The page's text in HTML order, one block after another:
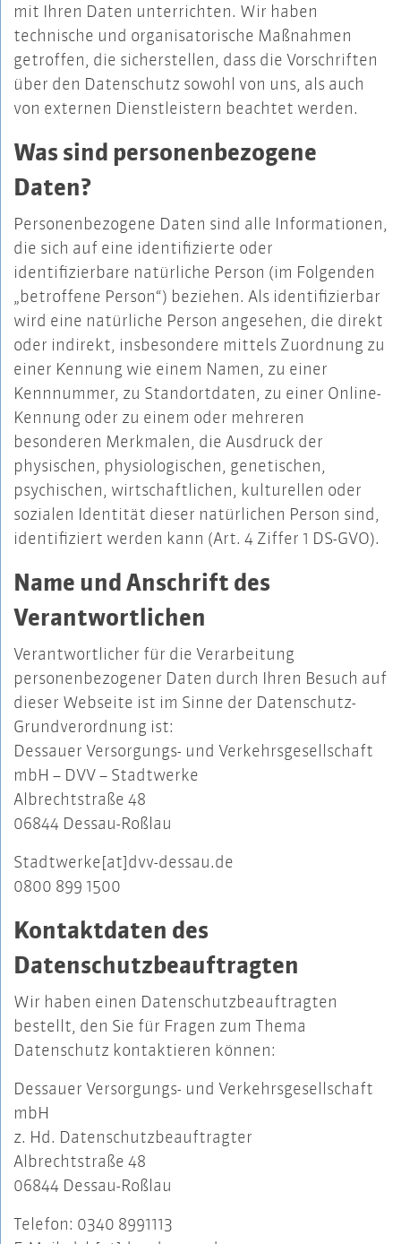
mit Ihren Daten unterrichten. Wir haben
technische und organisatorische Maßnahmen
getroffen, die sicherstellen, dass die Vorschriften
über den Datenschutz sowohl von uns, als auch
von externen Dienstleistern beachtet werden.
Was sind personenbezogene
Daten?
Personenbezogene Daten sind alle Informationen,
die sich auf eine identifizierte oder
identifizierbare natürliche Person (im Folgenden
„betroffene Person“) beziehen. Als identifizierbar
wird eine natürliche Person angesehen, die direkt
oder indirekt, insbesondere mittels Zuordnung zu
einer Kennung wie einem Namen, zu einer
Kennnummer, zu Standortdaten, zu einer Online-
Kennung oder zu einem oder mehreren
besonderen Merkmalen, die Ausdruck der
physischen, physiologischen, genetischen,
psychischen, wirtschaftlichen, kulturellen oder
sozialen Identität dieser natürlichen Person sind,
identifiziert werden kann (Art. 4 Ziffer 1 DS-GVO).
Name und Anschrift des
Verantwortlichen
Verantwortlicher für die Verarbeitung
personenbezogener Daten durch Ihren Besuch auf
dieser Webseite ist im Sinne der Datenschutz-
Grundverordnung ist:
Dessauer Versorgungs- und Verkehrsgesellschaft
mbH – DVV – Stadtwerke
Albrechtstraße 48
06844 Dessau-Roßlau
Stadtwerke[at]dvv-dessau.de
0800 899 1500
Kontaktdaten des
Datenschutzbeauftragten
Wir haben einen Datenschutzbeauftragten
bestellt, den Sie für Fragen zum Thema
Datenschutz kontaktieren können:
Dessauer Versorgungs- und Verkehrsgesellschaft
mbH
z. Hd. Datenschutzbeauftragter
Albrechtstraße 48
06844 Dessau-Roßlau
Telefon: 0340 8991113